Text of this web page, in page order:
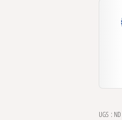
UGS : ND